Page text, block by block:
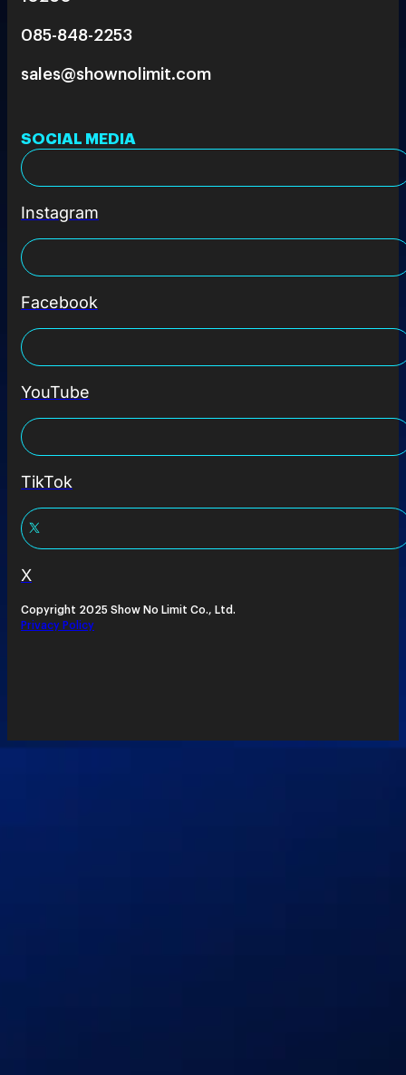
085-848-2253
sales@shownolimit.com
SOCIAL MEDIA
Instagram
Facebook
YouTube
TikTok
X
Copyright 2025 Show No Limit Co., Ltd.
Privacy Policy